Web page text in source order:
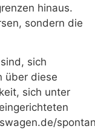
hinaus.
sondern die
sich
über diese
sich unter